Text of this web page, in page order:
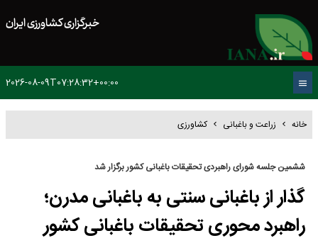
خبرگزاری کشاورزی ایران
2026-08-09T07:28:32+00:00
خانه زراعت و باغبانی کشاورزی
ششمین جلسه شورای راهبردی تحقیقات باغبانی کشور برگزار شد
گذار از باغبانی سنتی به باغبانی مدرن؛
راهبرد محوری تحقیقات باغبانی کشور